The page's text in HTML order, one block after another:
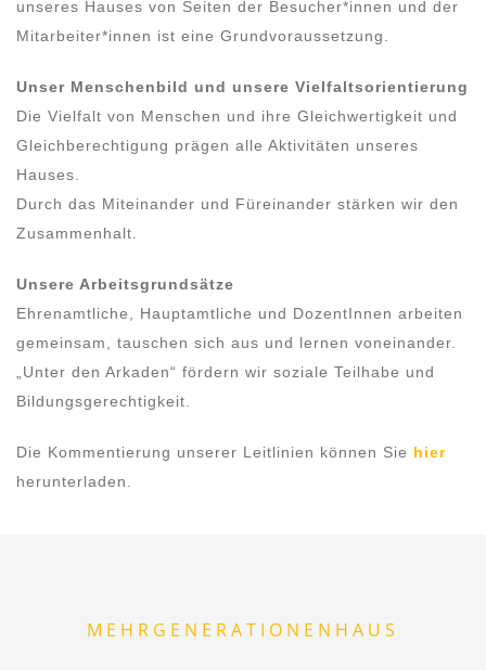
unseres Hauses von Seiten der Besucher*innen und der
Mitarbeiter*innen ist eine Grundvoraussetzung.
Unser Menschenbild und unsere Vielfaltsorientierung
Die Vielfalt von Menschen und ihre Gleichwertigkeit und
Gleichberechtigung prägen alle Aktivitäten unseres
Hauses.
Durch das Miteinander und Füreinander stärken wir den
Zusammenhalt.
Unsere Arbeitsgrundsätze
Ehrenamtliche, Hauptamtliche und DozentInnen arbeiten
gemeinsam, tauschen sich aus und lernen voneinander.
„Unter den Arkaden“ fördern wir soziale Teilhabe und
Bildungsgerechtigkeit.
Die Kommentierung unserer Leitlinien können Sie hier
herunterladen.
MEHRGENERATIONENHAUS